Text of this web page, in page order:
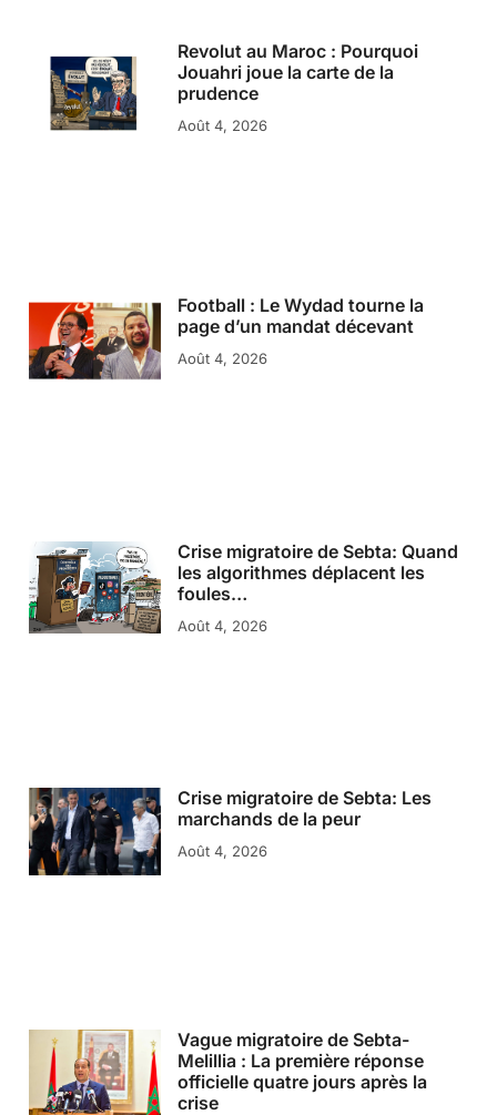
Revolut au Maroc : Pourquoi
Jouahri joue la carte de la
prudence
Août 4, 2026
Football : Le Wydad tourne la
page d’un mandat décevant
Août 4, 2026
Crise migratoire de Sebta: Quand
les algorithmes déplacent les
foules…
Août 4, 2026
Crise migratoire de Sebta: Les
marchands de la peur
Août 4, 2026
Vague migratoire de Sebta-
Melillia : La première réponse
officielle quatre jours après la
crise